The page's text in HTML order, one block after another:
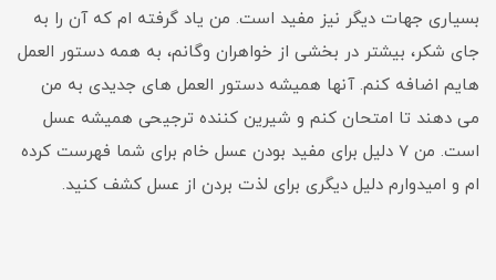
بسیاری جهات دیگر نیز مفید است. من یاد گرفته ام که آن را به
جای شکر، بیشتر در بخشی از خواهران وگانم، به همه دستور العمل
هایم اضافه کنم. آنها همیشه دستور العمل های جدیدی به من
می دهند تا امتحان کنم و شیرین کننده ترجیحی همیشه عسل
است. من 7 دلیل برای مفید بودن عسل خام برای شما فهرست کرده
ام و امیدوارم دلیل دیگری برای لذت بردن از عسل کشف کنید.